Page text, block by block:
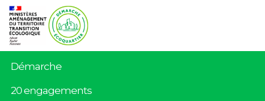
Démarche
20 engagements